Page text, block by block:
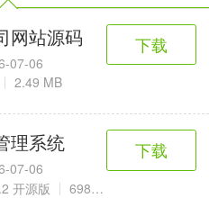
理财
应用
网上购物
办公
应用
生活服务
2万+款应用
网站源码
07-06
2.49 MB
下载
理系统
07-06
开源版 698 KB
下载